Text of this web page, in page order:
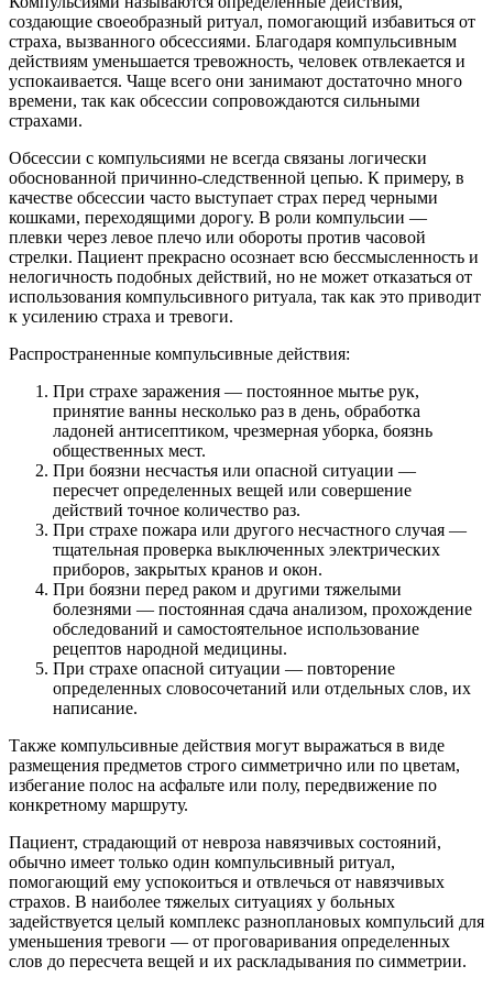
создающие своеобразный ритуал, помогающий избавиться от
страха, вызванного обсессиями. Благодаря компульсивным
действиям уменьшается тревожность, человек отвлекается и
успокаивается. Чаще всего они занимают достаточно много
времени, так как обсессии сопровождаются сильными
страхами.
Обсессии с компульсиями не всегда связаны логически
обоснованной причинно-следственной цепью. К примеру, в
качестве обсессии часто выступает страх перед черными
кошками, переходящими дорогу. В роли компульсии —
плевки через левое плечо или обороты против часовой
стрелки. Пациент прекрасно осознает всю бессмысленность и
нелогичность подобных действий, но не может отказаться от
использования компульсивного ритуала, так как это приводит
к усилению страха и тревоги.
Распространенные компульсивные действия:
При страхе заражения — постоянное мытье рук,
принятие ванны несколько раз в день, обработка
ладоней антисептиком, чрезмерная уборка, боязнь
общественных мест.
При боязни несчастья или опасной ситуации —
пересчет определенных вещей или совершение
действий точное количество раз.
При страхе пожара или другого несчастного случая —
тщательная проверка выключенных электрических
приборов, закрытых кранов и окон.
При боязни перед раком и другими тяжелыми
болезнями — постоянная сдача анализом, прохождение
обследований и самостоятельное использование
рецептов народной медицины.
При страхе опасной ситуации — повторение
определенных словосочетаний или отдельных слов, их
написание.
Также компульсивные действия могут выражаться в виде
размещения предметов строго симметрично или по цветам,
избегание полос на асфальте или полу, передвижение по
конкретному маршруту.
Пациент, страдающий от невроза навязчивых состояний,
обычно имеет только один компульсивный ритуал,
помогающий ему успокоиться и отвлечься от навязчивых
страхов. В наиболее тяжелых ситуациях у больных
задействуется целый комплекс разноплановых компульсий для
уменьшения тревоги — от проговаривания определенных
слов до пересчета вещей и их раскладывания по симметрии.